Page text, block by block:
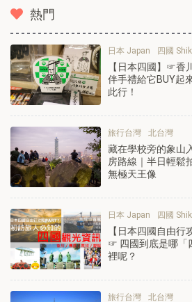
熱門
日本 Japan 四國
【日本四國】☞香
伴手禮給它BUY起
此行！
旅行台灣 北台灣
藏在學校旁的象山
房路線｜半日輕鬆
無極天王像
日本 Japan 四國
【日本四國自由
☞ 四國到底是哪「
裡呢？
旅行台灣 北台灣